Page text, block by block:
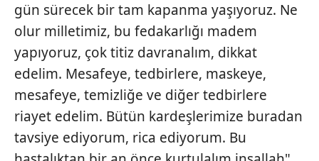
6698 sayılı Kişisel Verilerin Korunması Kanunu uyarınca
hazırlanmış Aydınlatma Metnimizi okumak ve sitemizde
ilgili mevzuata uygun olarak kullanılan çerezlerle ilgili bilgi
almak için lütfentıklayınız.
gün sürecek bir tam kapanma yaşıyoruz. Ne
olur milletimiz, bu fedakarlığı madem
yapıyoruz, çok titiz davranalım, dikkat
edelim. Mesafeye, tedbirlere, maskeye,
mesafeye, temizliğe ve diğer tedbirlere
riayet edelim. Bütün kardeşlerimize buradan
tavsiye ediyorum, rica ediyorum. Bu